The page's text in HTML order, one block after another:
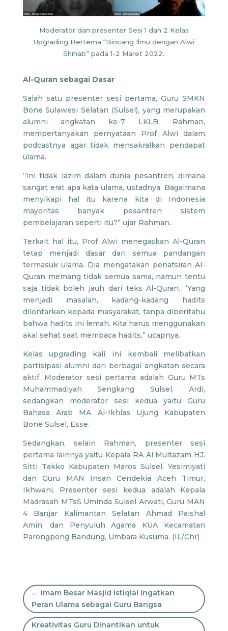
Moderator dan presenter Sesi 1 dan 2 Kelas
Upgrading Bertema “Bincang Ilmu dengan Alwi
Shihab” pada 1-2 Maret 2022.
Al-Quran sebagai Dasar
Salah satu presenter sesi pertama, Guru SMKN
Bone Sulawesi Selatan (Sulsel), yang merupakan
alumni angkatan ke-7 LKLB, Rahman,
mempertanyakan pernyataan Prof Alwi dalam
podcastnya agar tidak mensakralkan pendapat
ulama.
“Ini tidak lazim dalam dunia pesantren, dimana
sangat erat apa kata ulama, ustadnya. Bagaimana
menyikapi hal itu karena kita di Indonesia
mayoritas banyak pesantren sistem
pembelajaran seperti itu?” ujar Rahman.
Terkait hal itu, Prof Alwi menegaskan Al-Quran
tetap menjadi dasar dari semua pandangan
termasuk ulama. Dia mengatakan penafsiran Al-
Quran memang tidak semua sama, namun tentu
saja tidak boleh jauh dari teks Al-Quran. “Yang
menjadi masalah, kadang-kadang hadits
dilontarkan kepada masyarakat, tanpa diberitahu
bahwa hadits ini lemah. Kita harus menggunakan
akal sehat saat membaca hadits,” ucapnya.
Kelas upgrading kali ini kembali melibatkan
partisipasi alumni dari berbagai angkatan secara
aktif. Moderator sesi pertama adalah Guru MTs
Muhammadiyah Sengkang Sulsel, Ardi,
sedangkan moderator sesi kedua yaitu Guru
Bahasa Arab MA Al-Ikhlas Ujung Kabupaten
Bone Sulsel, Esse.
Sedangkan, selain Rahman, presenter sesi
pertama lainnya yaitu Kepala RA Al Multazam HJ.
Sitti Takko Kabupaten Maros Sulsel, Yesimiyati
dan Guru MAN Insan Cendekia Aceh Timur,
Ikhwani. Presenter sesi kedua adalah Kepala
Madrasah MTsS Uminda Sulsel Arwati, Guru MAN
4 Banjar Kalimantan Selatan Ahmad Paishal
Amin, dan Penyuluh Agama KUA Kecamatan
Parongpong Bandung, Umbara Kusuma. (IL/Chr)
← Imam Besar Masjid Istiqlal Ingatkan
Peran Ulama sebagai Guru Bangsa
Kreativitas Guru Dinantikan untuk